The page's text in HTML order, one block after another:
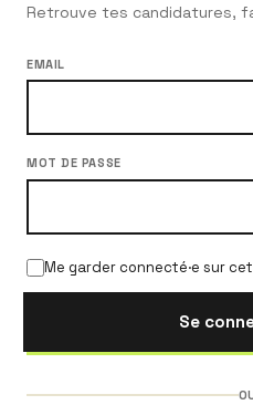
Retrouve tes candidatures,
EMAIL
MOT DE PASSE
Me garder connecté·e sur
Se